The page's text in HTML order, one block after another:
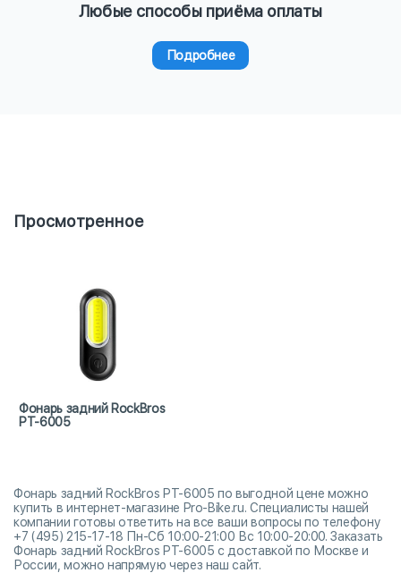
Любые способы приёма оплаты
Подробнее
Просмотренное
Фонарь задний RockBros
PT-6005
Фонарь задний RockBros PT-6005 по выгодной цене можно
купить в интернет-магазине Pro-Bike.ru. Специалисты нашей
компании готовы ответить на все ваши вопросы по телефону
+7 (495) 215-17-18 Пн-Сб 10:00-21:00 Вс 10:00-20:00. Заказать
Фонарь задний RockBros PT-6005 с доставкой по Москве и
России, можно напрямую через наш сайт.